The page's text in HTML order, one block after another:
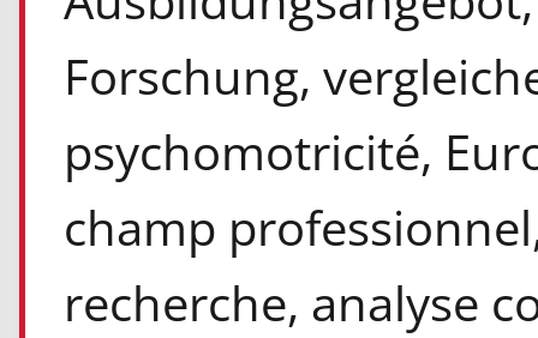
Forschung,
psychomotricité,
champ
recherche, analyse